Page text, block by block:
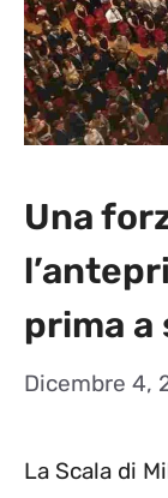
Una
prima a
Dicembre 4,
La Scala di